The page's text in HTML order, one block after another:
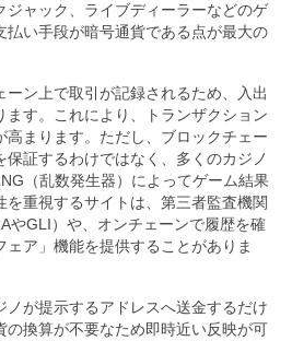
ジャック、ライブディーラーなどのゲ
払い手段が暗号通貨である点が最大の
ン上で取引が記録されるため、入出
ます。これにより、トランザクション
高まります。ただし、ブロックチェー
保証するわけではなく、多くのカジノ
（乱数発生器）によってゲーム結果
を重視するサイトは、第三者監査機関
やGLI）や、オンチェーンで履歴を確
ア」機能を提供することがありま
ノが提示するアドレスへ送金するだけ
の換算が不要なため即時近い反映が可